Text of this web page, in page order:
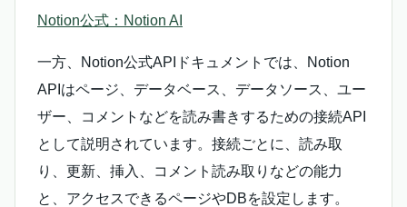
Notion公式：Notion AI
一方、Notion公式APIドキュメントでは、Notion
APIはページ、データベース、データソース、ユー
ザー、コメントなどを読み書きするための接続API
として説明されています。接続ごとに、読み取
り、更新、挿入、コメント読み取りなどの能力
と、アクセスできるページやDBを設定します。